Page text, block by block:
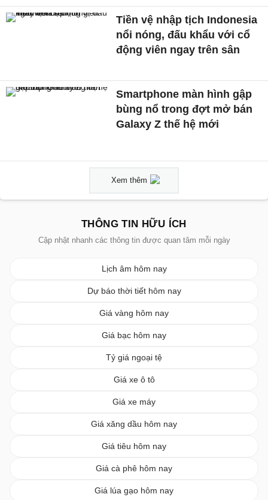
Tiền vệ nhập tịch Indonesia
nổi nóng, đấu khẩu với cổ
động viên ngay trên sân
Smartphone màn hình gập
bùng nổ trong đợt mở bán
Galaxy Z thế hệ mới
Xem thêm
THÔNG TIN HỮU ÍCH
Cập nhật nhanh các thông tin được quan tâm mỗi ngày
Lịch âm hôm nay
Dự báo thời tiết hôm nay
Giá vàng hôm nay
Giá bạc hôm nay
Tỷ giá ngoại tệ
Giá xe ô tô
Giá xe máy
Giá xăng dầu hôm nay
Giá tiêu hôm nay
Giá cà phê hôm nay
Giá lúa gạo hôm nay